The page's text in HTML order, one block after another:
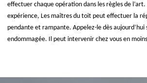
effectuer chaque opération dans les règles de l’art.
expérience, Les maîtres du toit peut effectuer la
pendante et rampante. Appelez-le dès
endommagée. Il peut intervenir chez vous en